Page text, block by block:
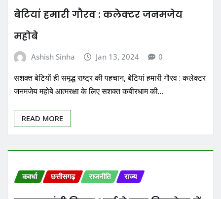
बेटियां हमारी गौरव : कलेक्टर जनमजेय
महोबे
Ashish Sinha Jan 13, 2024 0
सशक्त बेटियों ही समृद्ध राष्ट्र की पहचान, बेटियां हमारी गौरव : कलेक्टर
जनमजेय महोबे आत्मरक्षा के लिए सशक्त कबीरधाम की…
READ MORE
कवर्धा छत्तीसगढ़ राजनीति राज्य